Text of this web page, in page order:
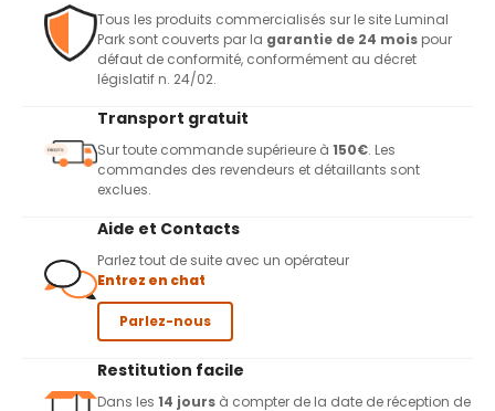
Tous les produits commercialisés sur le site Luminal
Park sont couverts par la garantie de 24 mois pour
défaut de conformité, conformément au décret
législatif n. 24/02.
Transport gratuit
Sur toute commande supérieure à 150€. Les
commandes des revendeurs et détaillants sont
exclues.
Aide et Contacts
Parlez tout de suite avec un opérateur
Entrez en chat
Parlez-nous
Restitution facile
Dans les 14 jours à compter de la date de réception de